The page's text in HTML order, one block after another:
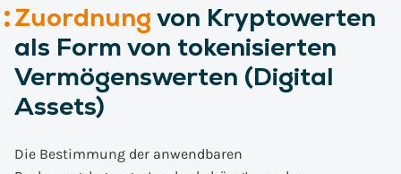
Zuordnungvon Kryptowerten
als Form von tokenisierten
Vermögenswerten (Digital
Assets)
Die Bestimmung der anwendbaren